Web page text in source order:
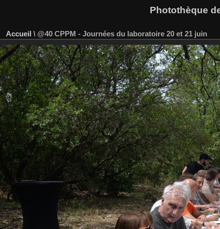
Photothèque
Accueil \ @40 CPPM - Journées du laboratoire 20 et 21 juin